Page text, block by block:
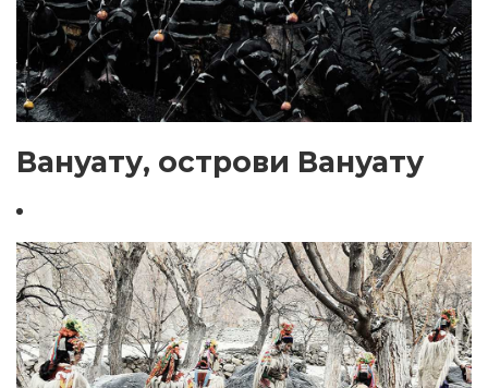
Вануату, острови Вануату